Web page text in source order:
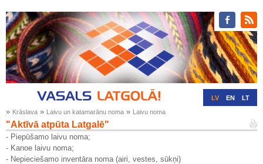
LV EN LT
» Krāslava » Laivu un katamarānu noma » Laivu noma
"Aktīvā atpūta Latgalē"
- Piepūšamo laivu noma;
- Kanoe laivu noma;
- Nepieciešamo inventāra noma (airi, vestes, sūkņi)